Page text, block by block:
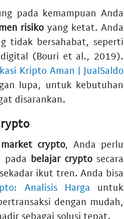
pada kemampuan Anda
risikoyang ketat. Anda
tidak bersahabat, seperti
(Bouri et al., 2019).
Kripto Aman | JualSaldo
lupa, untuk kebutuhan
disarankan.
market crypto, Anda perlu
pada belajar cryptosecara
ikut tren. Anda bisa
Analisis Harga untuk
dengan mudah,
sebagai solusi tepat.